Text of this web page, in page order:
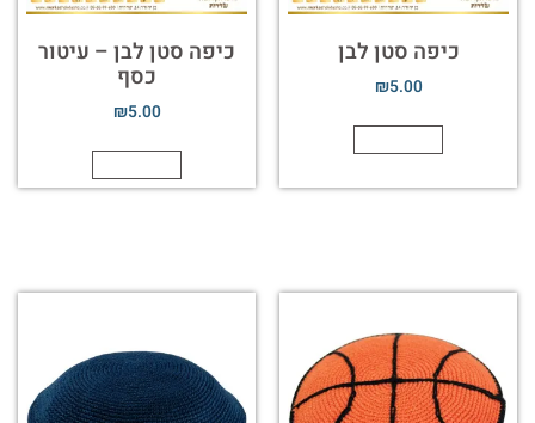
כיפה סטן לבן
₪5.00
כיפה סטן לבן – עיטור
כסף
₪5.00